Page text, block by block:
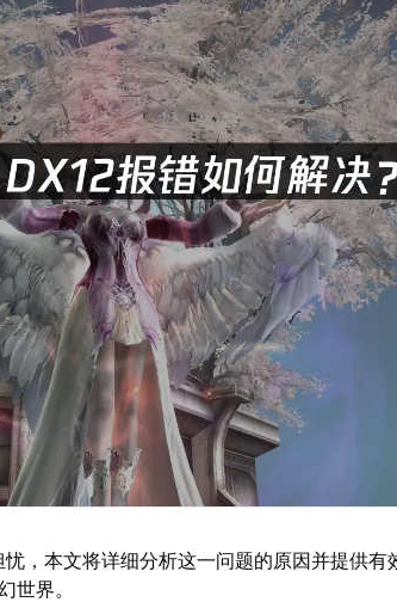
，本文将详细分析这一问题的原因并提供有
世界。